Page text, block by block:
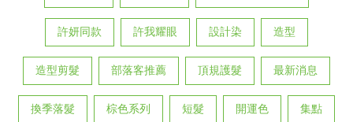
許妍同款 許我耀眼 設計染 造型
造型剪髮 部落客推薦 頂規護髮 最新消息
換季落髮 棕色系列 短髮 開運色 集點